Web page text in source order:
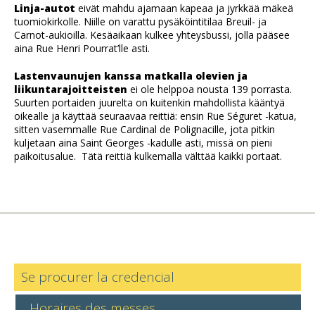
Linja-autot eivät mahdu ajamaan kapeaa ja jyrkkää mäkeä
tuomiokirkolle. Niille on varattu pysäköintitilaa Breuil- ja
Carnot-aukioilla. Kesäaikaan kulkee yhteysbussi, jolla pääsee
aina Rue Henri Pourrat’lle asti.
Lastenvaunujen kanssa matkalla olevien ja
liikuntarajoitteisten ei ole helppoa nousta 139 porrasta.
Suurten portaiden juurelta on kuitenkin mahdollista kääntyä
oikealle ja käyttää seuraavaa reittiä: ensin Rue Séguret -katua,
sitten vasemmalle Rue Cardinal de Polignacille, jota pitkin
kuljetaan aina Saint Georges -kadulle asti, missä on pieni
paikoitusalue. Tätä reittiä kulkemalla välttää kaikki portaat.
Se procurer la credencial